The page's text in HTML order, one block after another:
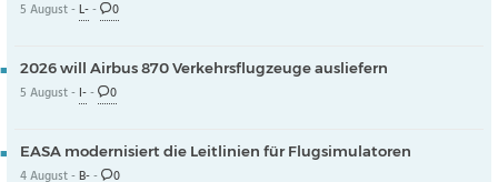
5 August -L-- 0
2026 will Airbus 870 Verkehrsflugzeuge ausliefern
5 August - I-- 0
EASA modernisiert die Leitlinien für Flugsimulatoren
4 August -B-- 0